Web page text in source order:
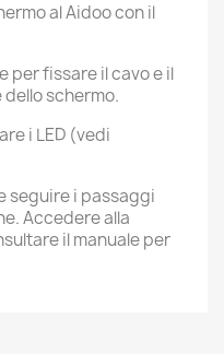
al Aidoo con il
per fissare il cavo e il
schermo.
i LED (vedi
seguire i passaggi
Accedere alla
il manuale per